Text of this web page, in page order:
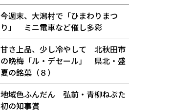
今週末、大潟村で「ひまわりまつ
り」 ミニ電車など催し多彩
甘さ上品、少し冷やして 北秋田市
の晩梅「ル・デセール」 県北・盛
夏の銘菓（８）
地域色ふんだん 弘前・青柳ねぷた
初の知事賞